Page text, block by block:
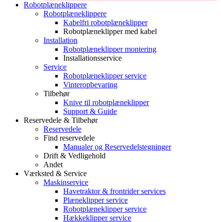
Robotplæneklippere
Robotplæneklippere
Kabelfri robotplæneklipper
Robotplæneklipper med kabel
Installation
Robotplæneklipper montering
Installationsservice
Service
Robotplæneklipper service
Vinteropbevaring
Tilbehør
Knive til robotplæneklipper
Support & Guide
Reservedele & Tilbehør
Reservedele
Find reservedele
Manualer og Reservedelstegninger
Drift & Vedligehold
Andet
Værksted & Service
Maskinservice
Havetraktor & frontrider services
Plæneklipper service
Robotplæneklipper service
Hækkeklipper service